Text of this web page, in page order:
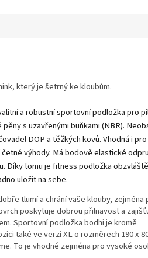
který je šetrný ke kloubům.
a robustní sportovní podložka pro
s uzavřenými buňkami (NBR).
DOP a těžkých kovů. Vhodná i
výhody. Má bodově elastické
Díky tomu je fitness podložka obzvláště
uložit na sebe.
tlumí a chrání vaše klouby, zejména
poskytuje dobrou přilnavost a
Sportovní podložka bodhi je kromě
také ve verzi XL o rozměrech 190 x
To je vhodné zejména pro vysoké